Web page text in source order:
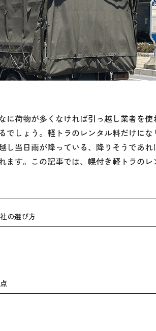
に荷物が多くなければ引っ越し業者を
でしょう。軽トラのレンタル料だけにな
し当日雨が降っている、降りそうであれ
ます。この記事では、幌付き軽トラの
の選び方